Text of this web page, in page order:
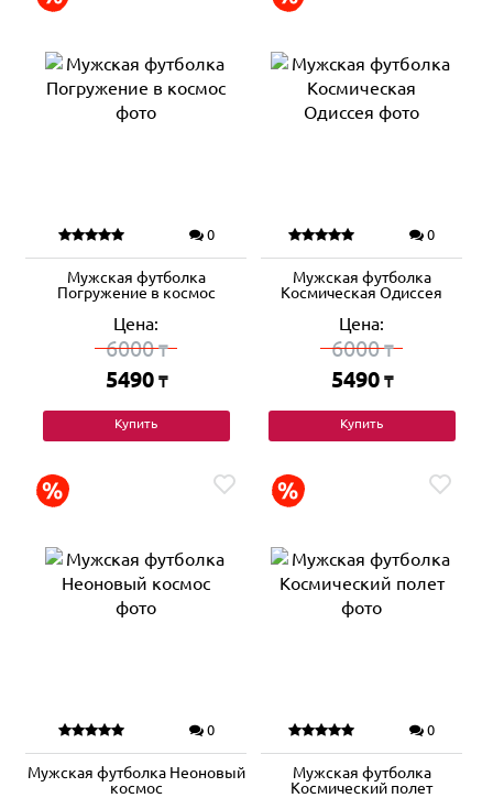
0
Мужская футболка
Погружение в космос
Цена:
6000₸
5490 ₸
Купить
0
Мужская футболка
Космическая Одиссея
Цена:
6000₸
5490 ₸
Купить
0
Мужская футболка Неоновый
космос
0
Мужская футболка
Космический полет